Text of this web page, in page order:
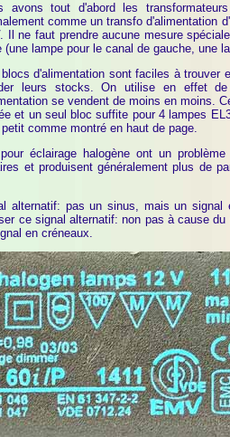
avons tout d'abord les
comme un transfo d'alimentation
Il ne faut prendre aucune mesure
(une lampe pour le canal de gauche, une
d'alimentation sont faciles à trouver
leurs stocks. On utilise en effet
se vendent de moins en moins.
et un seul bloc suffite pour 4 lampes
comme montré en haut de page.
éclairage halogène ont un
et produisent généralement plus de
alternatif: pas un sinus, mais un signal
ce signal alternatif: non pas à cause
en créneaux.